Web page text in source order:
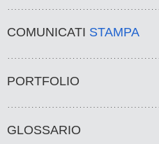
COMUNICATI STAMPA
PORTFOLIO
GLOSSARIO